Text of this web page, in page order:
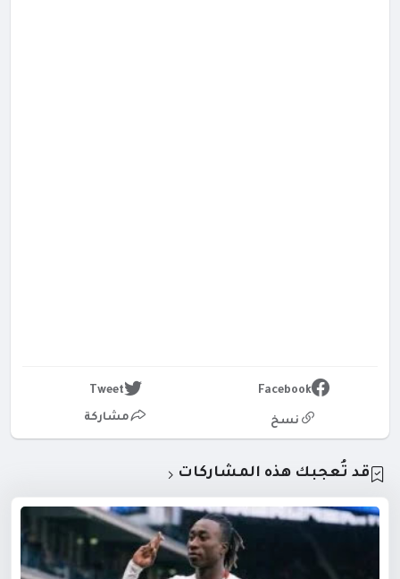
Facebook
Tweet
نسخ مشاركة
قد تُعجبك هذه المشاركات